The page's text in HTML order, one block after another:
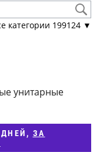
категории 199124 ▼
унитарные
, ЗА